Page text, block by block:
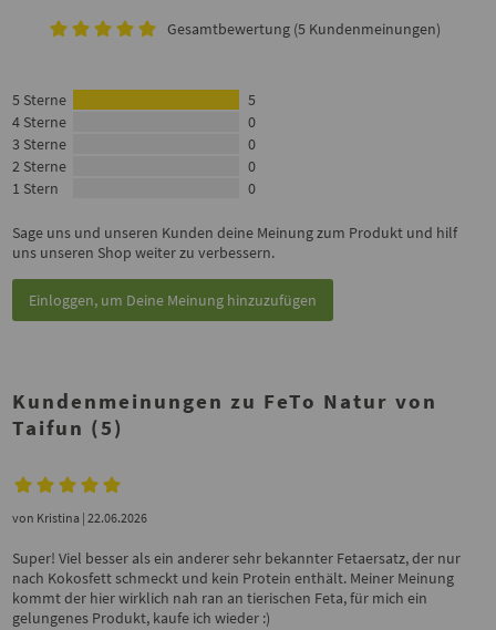
Gesamtbewertung (5 Kundenmeinungen)
5 Sterne
5
4 Sterne
0
3 Sterne
0
2 Sterne
0
1 Stern
0
Sage uns und unseren Kunden deine Meinung zum Produkt und hilf
uns unseren Shop weiter zu verbessern.
Einloggen, um Deine Meinung hinzuzufügen
Kundenmeinungen zu FeTo Natur von
Taifun (5)
von Kristina | 22.06.2026
Super! Viel besser als ein anderer sehr bekannter Fetaersatz, der nur
nach Kokosfett schmeckt und kein Protein enthält. Meiner Meinung
kommt der hier wirklich nah ran an tierischen Feta, für mich ein
gelungenes Produkt, kaufe ich wieder :)